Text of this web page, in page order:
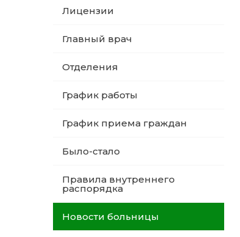
Лицензии
Главный врач
Отделения
График работы
График приема граждан
Было-стало
Правила внутреннего
распорядка
Новости больницы